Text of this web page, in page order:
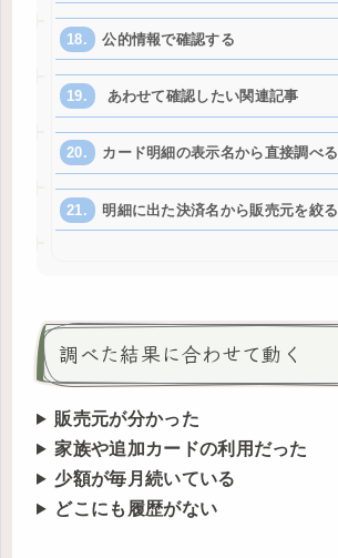
公的情報で確認する
あわせて確認したい関連記事
カード明細の表示名から直接調べる
明細に出た決済名から販売元を絞る
調べた結果に合わせて動く
販売元が分かった
家族や追加カードの利用だった
少額が毎月続いている
どこにも履歴がない